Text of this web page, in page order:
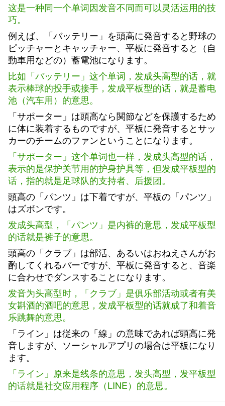
这是一种同一个单词因发音不同而可以灵活运用的技
巧。
例えば、「バッテリー」を頭高に発音すると野球の
ピッチャーとキャッチャー、平板に発音すると（自
動車用などの）蓄電池になります。
比如「バッテリー」这个单词，发成头高型的话，就
表示棒球的投手或接手，发成平板型的话，就是蓄电
池（汽车用）的意思。
「サポーター」は頭高なら関節などを保護するため
に体に装着するものですが、平板に発音するとサッ
カーのチームのファンということになります。
「サポーター」这个单词也一样，发成头高型的话，
表示的是保护关节用的护身护具等，但发成平板型的
话，指的就是足球队的支持者、后援团。
頭高の「パンツ」は下着ですが、平板の「パンツ」
はズボンです。
发成头高型，「パンツ」是内裤的意思，发成平板型
的话就是裤子的意思。
頭高の「クラブ」は部活、あるいはおねえさんがお
酌してくれるバーですが、平板に発音すると、音楽
に合わせでダンスすることになります。
发音为头高型时，「クラブ」是俱乐部活动或者有美
女斟酒的酒吧的意思，发成平板型的话就成了和着音
乐跳舞的意思。
「ライン」は従来の「線」の意味であれば頭高に発
音しますが、ソーシャルアプリの場合は平板になり
ます。
「ライン」原来是线条的意思，发头高型，发平板型
的话就是社交应用程序（LINE）的意思。